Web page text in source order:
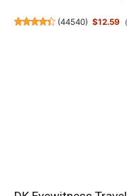
(44540) $12.59